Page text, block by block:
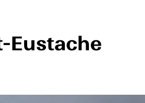
Eustache